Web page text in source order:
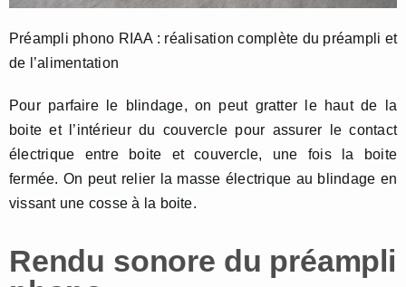
Préampli phono RIAA : réalisation complète du préampli et
de l’alimentation
Pour parfaire le blindage, on peut gratter le haut de la
boite et l’intérieur du couvercle pour assurer le contact
électrique entre boite et couvercle, une fois la boite
fermée. On peut relier la masse électrique au blindage en
vissant une cosse à la boite.
Rendu sonore du préampli